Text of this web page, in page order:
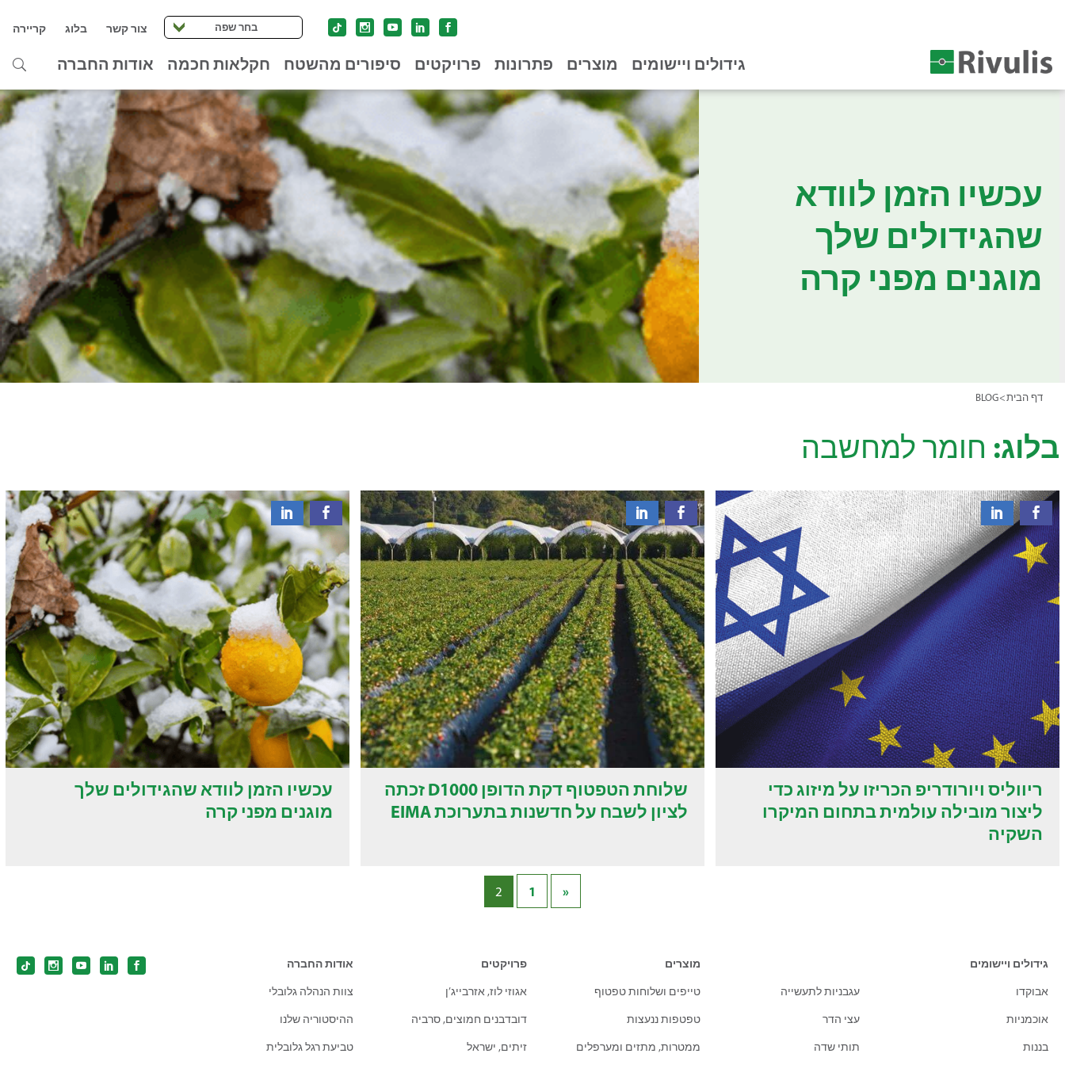
גידולים ויישומים מוצרים פתרונות פרויקטים סיפורים מהשטח חקלאות חכמה אודות החברה
צור קשר בלוג קריירה בחר שפה
עכשיו הזמן לוודא
שהגידולים שלך
מוגנים מפני קרה
דף הבית>
BLOG
בלוג: חומר למחשבה
ריווליס ויורודריפ הכריזו על מיזוג כדי
ליצור מובילה עולמית בתחום המיקרו
השקיה
שלוחת הטפטוף דקת הדופן D1000 זכתה
לציון לשבח על חדשנות בתערוכת EIMA
עכשיו הזמן לוודא שהגידולים שלך
מוגנים מפני קרה
«
1
2
גידולים ויישומים
אבוקדו
אוכמניות
בננות
עגבניות לתעשייה
עצי הדר
תותי שדה
מוצרים
טייפים ושלוחות טפטוף
טפטפות ננעצות
ממטרות, מתזים ומערפלים
פרויקטים
אגוזי לוז, אזרבייג’ן
דובדבנים חמוצים, סרביה
זיתים, ישראל
אודות החברה
צוות הנהלה גלובלי
ההיסטוריה שלנו
טביעת רגל גלובלית